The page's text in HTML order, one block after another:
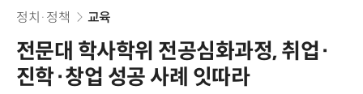
정치·정책 교육
전문대 학사학위 전공심화과정, 취업·
진학·창업 성공 사례 잇따라